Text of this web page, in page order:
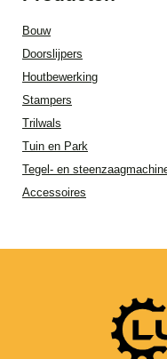
Bouw
Doorslijpers
Houtbewerking
Stampers
Trilwals
Tuin en Park
Tegel- en
Accessoires